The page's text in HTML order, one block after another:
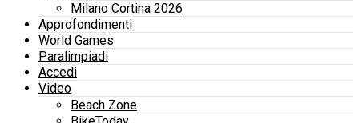
Milano Cortina 2026
Approfondimenti
World Games
Paralimpiadi
Accedi
Video
Beach Zone